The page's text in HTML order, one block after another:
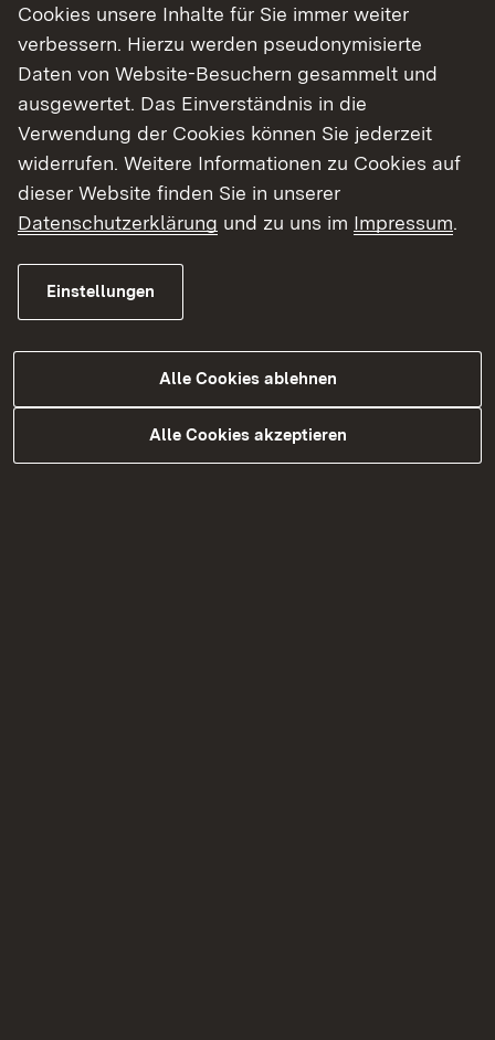
Glasliste (pdf, 70 KB)
Onlineantrag auf Zustimmung /
Cookies unsere Inhalte für Sie immer weiter
verbessern. Hierzu werden pseudonymisierte
Daten von Website-Besuchern gesammelt und
ausgewertet. Das Einverständnis in die
Verwendung der Cookies können Sie jederzeit
widerrufen. Weitere Informationen zu Cookies auf
dieser Website finden Sie in unserer
Datenschutzerklärung und zu uns im Impressum.
Einstellungen
Alle Cookies ablehnen
Alle Cookies akzeptieren